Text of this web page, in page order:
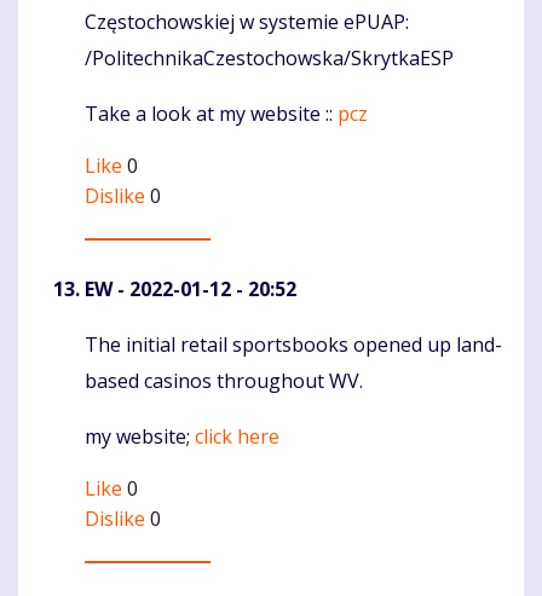
Częstochowskiej w systemie ePUAP:
/PolitechnikaCzestochowska/SkrytkaESP
Take a look at my website :: pcz
Like 0
Dislike 0
EW- 2022-01-12 - 20:52
Komentaras
The initial retail sportsbooks opened up land-
based casinos throughout WV.
my website; click here
Like 0
Dislike 0